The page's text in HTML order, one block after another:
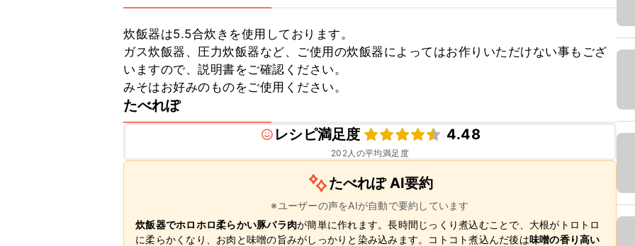
炊飯器は5.5合炊きを使用しております。
ガス炊飯器、圧力炊飯器など、ご使用の炊飯器によってはお作りいただけない事もござ
いますので、説明書をご確認ください。
みそはお好みのものをご使用ください。
たべれぽ
レシピ満足度
4.48
202人の平均満足度
たべれぽ AI要約
※ユーザーの声をAIが自動で要約しています
炊飯器でホロホロ柔らかい豚バラ肉が簡単に作れます。長時間じっくり煮込むことで、大根がトロトロ
に柔らかくなり、お肉と味噌の旨みがしっかりと染み込みます。コトコト煮込んだ後は味噌の香り高い